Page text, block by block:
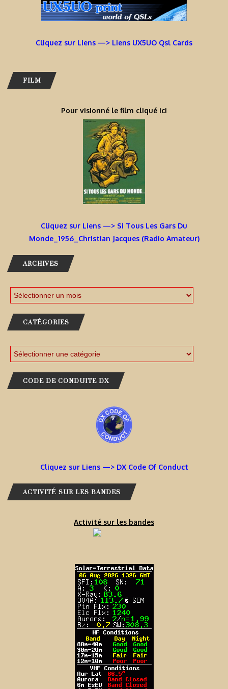
Cliquez sur Liens —> Liens UX5UO Qsl Cards
FILM
Pour visionné le film cliqué ici
Cliquez sur Liens —> Si Tous Les Gars Du
Monde_1956_Christian Jacques (Radio Amateur)
ARCHIVES
CATÉGORIES
CODE DE CONDUITE DX
Cliquez sur Liens —> DX Code Of Conduct
ACTIVITÉ SUR LES BANDES
Activité sur les bandes